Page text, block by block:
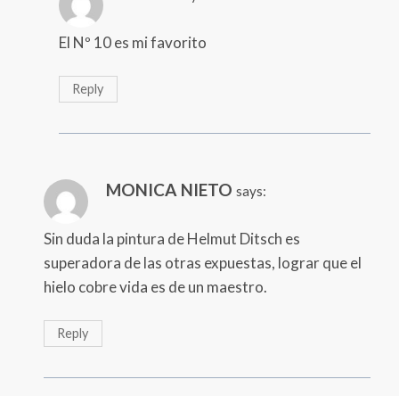
El Nº 10 es mi favorito
Reply
MONICA NIETO says:
Sin duda la pintura de Helmut Ditsch es
superadora de las otras expuestas, lograr que el
hielo cobre vida es de un maestro.
Reply